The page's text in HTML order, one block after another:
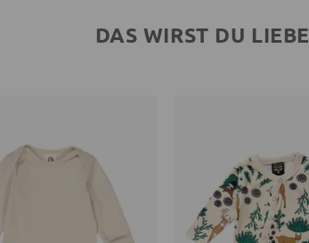
DAS WIRST DU